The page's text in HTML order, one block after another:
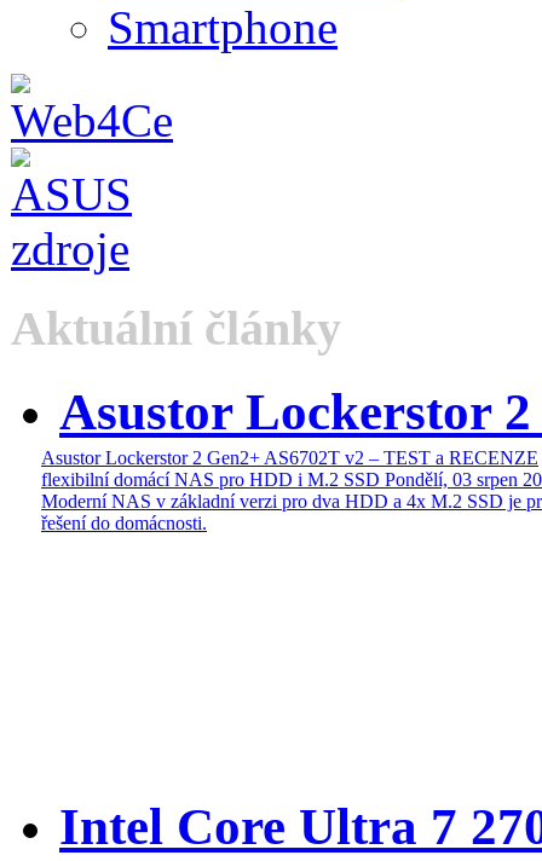
Smartphone
Aktuální články
Asustor Lockerstor
Asustor Lockerstor 2 Gen2+ AS6702T v2 – TEST a RECENZE
flexibilní domácí NAS pro HDD i M.2 SSD Pondělí, 03 srpen
Moderní NAS v základní verzi pro dva HDD a 4x M.2 SSD je
řešení do domácnosti.
Intel Core Ultra 7